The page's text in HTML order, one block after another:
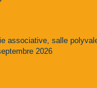
associative, salle
2026